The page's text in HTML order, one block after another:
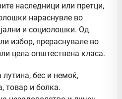
наследници или претци,
нараснувле во
и социолошки. Од
избор, прераснувале во
цела општествена класа.
лутина, бес и немоќ,
товар и болка.